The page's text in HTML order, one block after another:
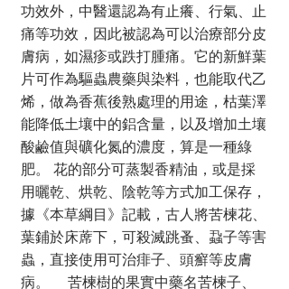
功效外，中醫還認為有止癢、行氣、止
痛等功效，因此被認為可以治療部分皮
膚病，如濕疹或跌打腫痛。它的新鮮葉
片可作為驅蟲農藥與染料，也能取代乙
烯，做為香蕉後熟處理的用途，枯葉澤
能降低土壤中的鋁含量，以及增加土壤
酸鹼值與礦化氮的濃度，算是一種綠
肥。 花的部分可蒸製香精油，或是採
用曬乾、烘乾、陰乾等方式加工保存，
據《本草綱目》記載，古人將苦楝花、
葉鋪於床蓆下，可殺滅跳蚤、蝨子等害
蟲，直接使用可治痱子、頭癬等皮膚
病。 苦楝樹的果實中藥名苦楝子、